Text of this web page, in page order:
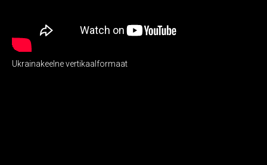
Ukrainakeelne vertikaalformaat